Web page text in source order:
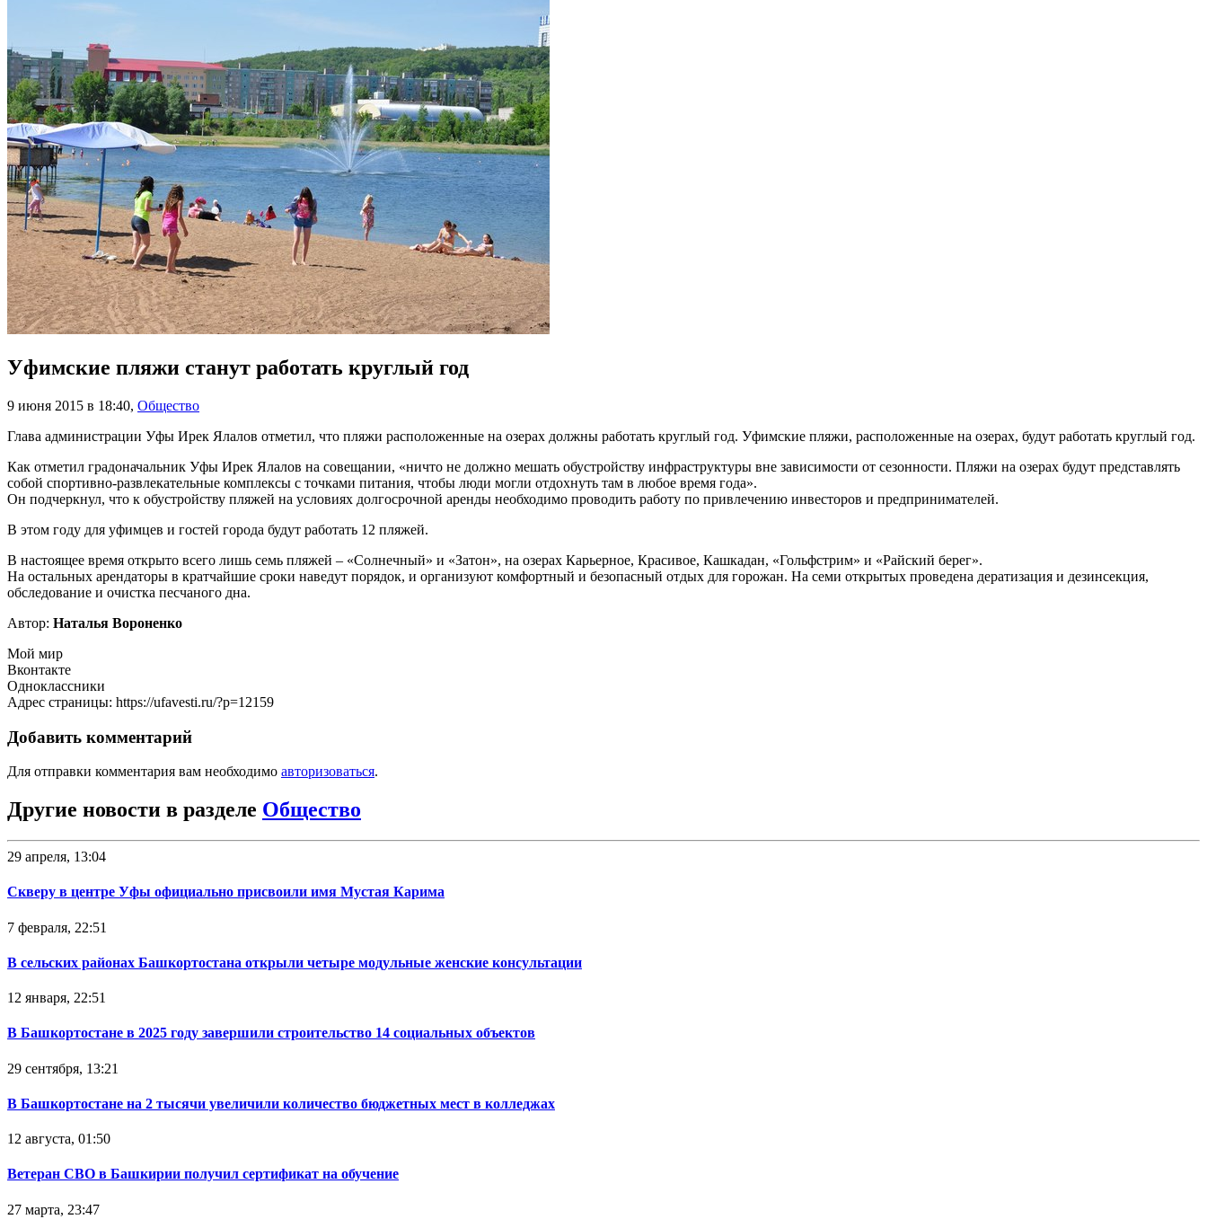
Уфимские пляжи станут работать круглый год
9 июня 2015 в 18:40, Общество
Глава администрации Уфы Ирек Ялалов отметил, что пляжи расположенные на озерах должны работать круглый год. Уфимские пляжи, расположенные на озерах, будут работать круглый год.
Как отметил градоначальник Уфы Ирек Ялалов на совещании, «ничто не должно мешать обустройству инфраструктуры вне зависимости от сезонности. Пляжи на озерах будут представлять
собой спортивно-развлекательные комплексы с точками питания, чтобы люди могли отдохнуть там в любое время года».
Он подчеркнул, что к обустройству пляжей на условиях долгосрочной аренды необходимо проводить работу по привлечению инвесторов и предпринимателей.
В этом году для уфимцев и гостей города будут работать 12 пляжей.
В настоящее время открыто всего лишь семь пляжей – «Солнечный» и «Затон», на озерах Карьерное, Красивое, Кашкадан, «Гольфстрим» и «Райский берег».
На остальных арендаторы в кратчайшие сроки наведут порядок, и организуют комфортный и безопасный отдых для горожан. На семи открытых проведена дератизация и дезинсекция,
обследование и очистка песчаного дна.
Автор: Наталья Вороненко
Мой мир
Вконтакте
Одноклассники
Адрес страницы: https://ufavesti.ru/?p=12159
Добавить комментарий
Для отправки комментария вам необходимо авторизоваться.
Другие новости в разделе Общество
29 апреля, 13:04
Скверу в центре Уфы официально присвоили имя Мустая Карима
7 февраля, 22:51
В сельских районах Башкортостана открыли четыре модульные женские консультации
12 января, 22:51
В Башкортостане в 2025 году завершили строительство 14 социальных объектов
29 сентября, 13:21
В Башкортостане на 2 тысячи увеличили количество бюджетных мест в колледжах
12 августа, 01:50
Ветеран СВО в Башкирии получил сертификат на обучение
27 марта, 23:47